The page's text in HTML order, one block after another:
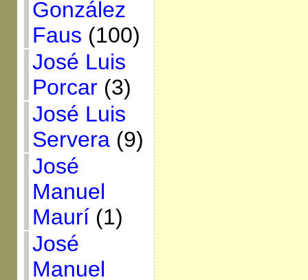
González
Faus (100)
José Luis
Porcar(3)
José Luis
Servera(9)
José
Manuel
Maurí(1)
José
Manuel